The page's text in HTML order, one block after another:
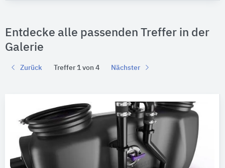
Entdecke alle passenden Treffer in der
Galerie
Zurück Treffer 1 von 4 Nächster